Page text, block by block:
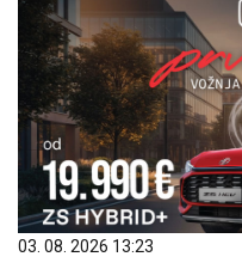
03. 08. 2026 13:23